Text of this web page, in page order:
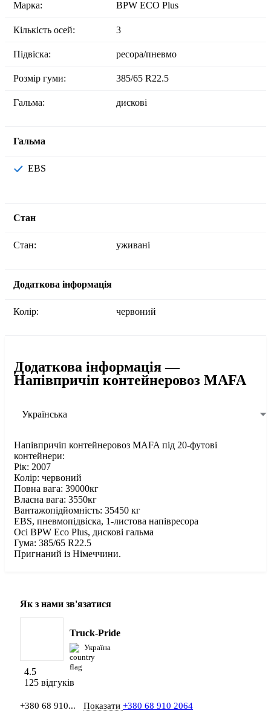
Марка: BPW ECO Plus
Кількість осей: 3
Підвіска: ресора/пневмо
Розмір гуми: 385/65 R22.5
Гальма: дискові
Гальма
EBS
Стан
Стан: уживані
Додаткова інформація
Колір: червоний
Додаткова інформація —
Напівпричіп контейнеровоз MAFA
Українська
Напівпричіп контейнеровоз MAFA під 20-футові
контейнери:
Рік: 2007
Колір: червоний
Повна вага: 39000кг
Власна вага: 3550кг
Вантажопідйомність: 35450 кг
EBS, пневмопідвіска, 1-листова напівресора
Осі BPW Eco Plus, дискові гальма
Гума: 385/65 R22.5
Пригнаний із Німеччини.
Як з нами зв'язатися
Truck-Pride
Україна
4.5
125 відгуків
+380 68 910... Показати +380 68 910 2064